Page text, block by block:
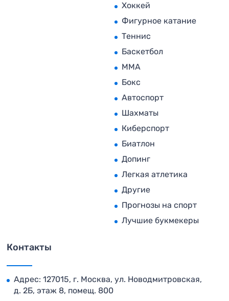
Хоккей
Фигурное катание
Теннис
Баскетбол
MMA
Бокс
Автоспорт
Шахматы
Киберспорт
Биатлон
Допинг
Легкая атлетика
Другие
Прогнозы на спорт
Лучшие букмекеры
Контакты
Адрес: 127015, г. Москва, ул. Новодмитровская,
д. 2Б, этаж 8, помещ. 800